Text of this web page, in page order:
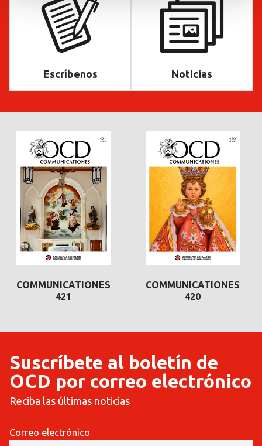
Escríbenos Noticias
COMMUNICATIONES
421
COMMUNICATIONES
420
Suscríbete al boletín de
OCD por correo electrónico
Reciba las últimas noticias
Correo electrónico